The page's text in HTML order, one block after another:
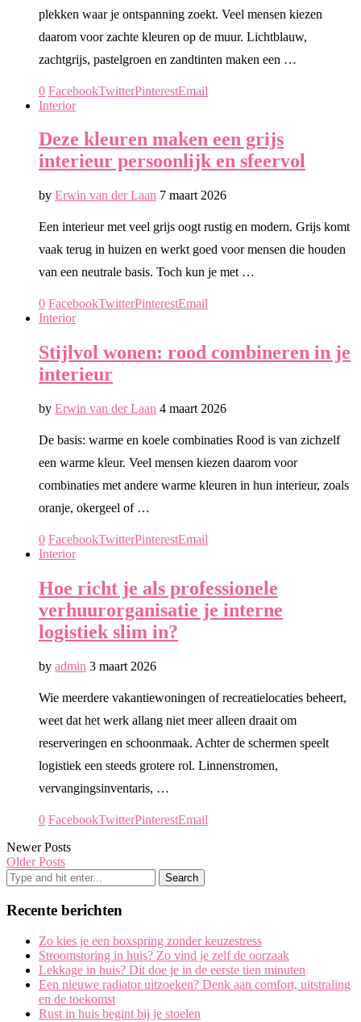
plekken waar je ontspanning zoekt. Veel mensen kiezen
daarom voor zachte kleuren op de muur. Lichtblauw,
zachtgrijs, pastelgroen en zandtinten maken een …
0 FacebookTwitterPinterestEmail
Interior
Deze kleuren maken een grijs
interieur persoonlijk en sfeervol
by Erwin van der Laan 7 maart 2026
Een interieur met veel grijs oogt rustig en modern. Grijs komt
vaak terug in huizen en werkt goed voor mensen die houden
van een neutrale basis. Toch kun je met …
0 FacebookTwitterPinterestEmail
Interior
Stijlvol wonen: rood combineren in je
interieur
by Erwin van der Laan 4 maart 2026
De basis: warme en koele combinaties Rood is van zichzelf
een warme kleur. Veel mensen kiezen daarom voor
combinaties met andere warme kleuren in hun interieur, zoals
oranje, okergeel of …
0 FacebookTwitterPinterestEmail
Interior
Hoe richt je als professionele
verhuurorganisatie je interne
logistiek slim in?
by admin 3 maart 2026
Wie meerdere vakantiewoningen of recreatielocaties beheert,
weet dat het werk allang niet meer alleen draait om
reserveringen en schoonmaak. Achter de schermen speelt
logistiek een steeds grotere rol. Linnenstromen,
vervangingsinventaris, …
0 FacebookTwitterPinterestEmail
Newer Posts
Older Posts
Recente berichten
Zo kies je een boxspring zonder keuzestress
Stroomstoring in huis? Zo vind je zelf de oorzaak
Lekkage in huis? Dit doe je in de eerste tien minuten
Een nieuwe radiator uitzoeken? Denk aan comfort, uitstraling
en de toekomst
Rust in huis begint bij je stoelen